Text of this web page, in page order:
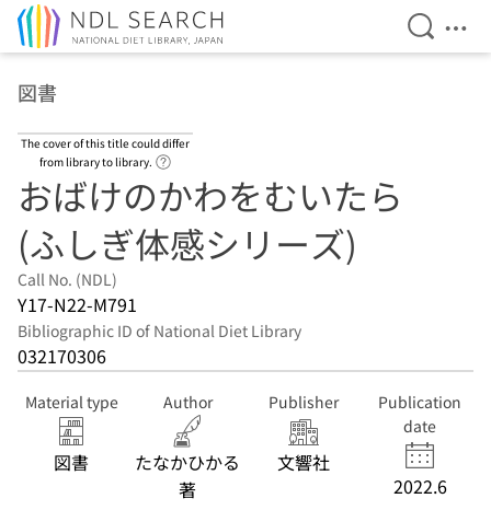
Open
図書
The cover of this title could differ
from library to library.
おばけのかわをむいたら
(ふしぎ体感シリーズ)
Call No. (NDL)
Y17-N22-M791
Bibliographic ID of National Diet Library
032170306
Material type
図書
Author
たなかひかる
著
Publisher
文響社
Publication
date
2022.6